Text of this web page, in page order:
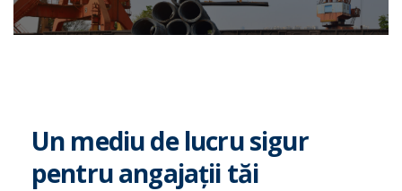
Un mediu de lucru sigur
pentru angajații tăi